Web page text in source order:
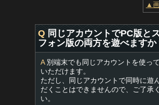
▲
Q 同じアカウントでPC版と
フォン版の両方を遊べますか
A別端末でも同じアカウントを使っ
いただけます。
ただし、同じアカウントで同時に遊
だくことはできませんので、ご了承
い。